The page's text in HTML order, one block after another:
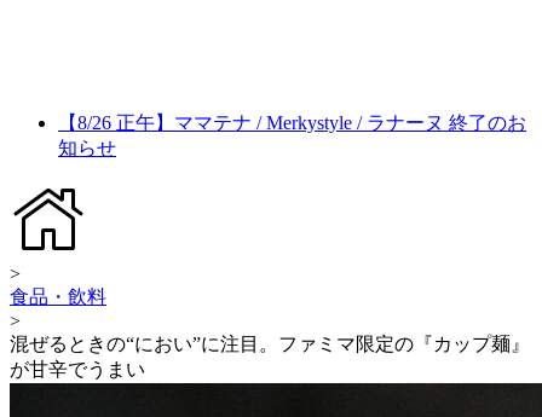
【8/26 正午】ママテナ / Merkystyle / ラナーヌ 終了のお
知らせ
>
食品・飲料
>
混ぜるときの“におい”に注目。ファミマ限定の『カップ麺』
が甘辛でうまい